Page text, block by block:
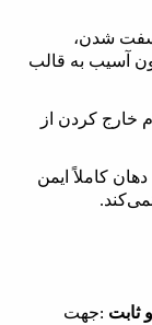
سفت شدن،
آسیب به قالب
خارج کردن از
کاملاً ایمن
.
ثابت :جهت